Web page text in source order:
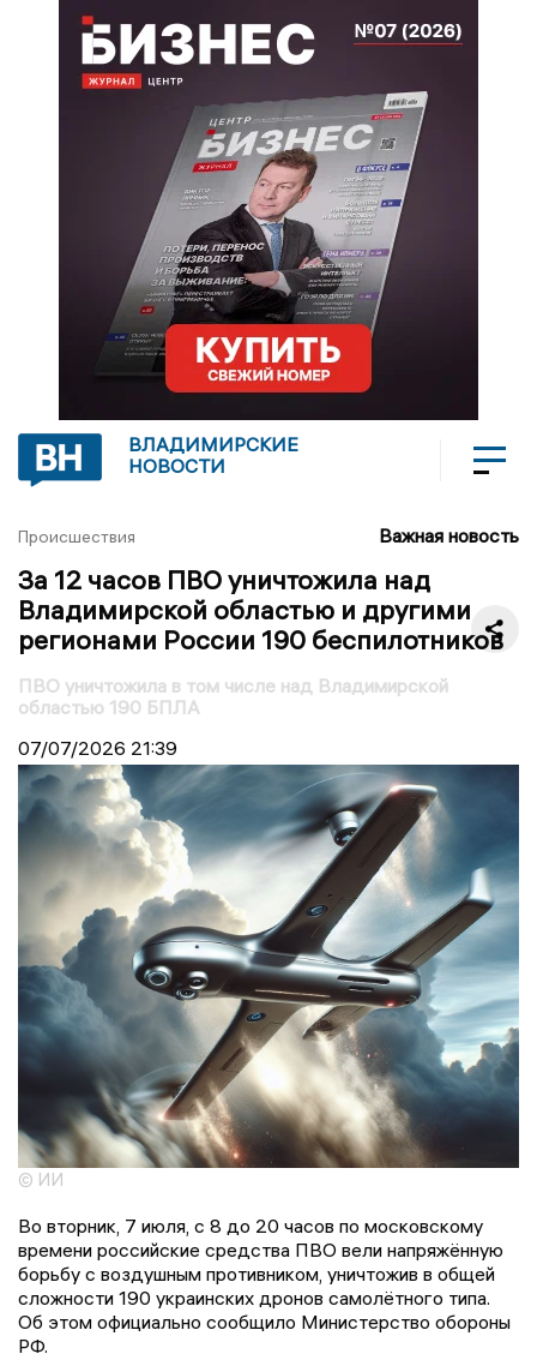
ВЛАДИМИРСКИЕ
НОВОСТИ
Происшествия Важная новость
За 12 часов ПВО уничтожила над
Владимирской областью и другими
регионами России 190 беспилотников
ПВО уничтожила в том числе над Владимирской
областью 190 БПЛА
07/07/2026 21:39
© ИИ
Во вторник, 7 июля, с 8 до 20 часов по московскому
времени российские средства ПВО вели напряжённую
борьбу с воздушным противником, уничтожив в общей
сложности 190 украинских дронов самолётного типа.
Об этом официально сообщило Министерство обороны
РФ.